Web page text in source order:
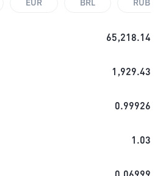
EUR BRL RUB
65,218.14
1,929.43
0.99926
1.03